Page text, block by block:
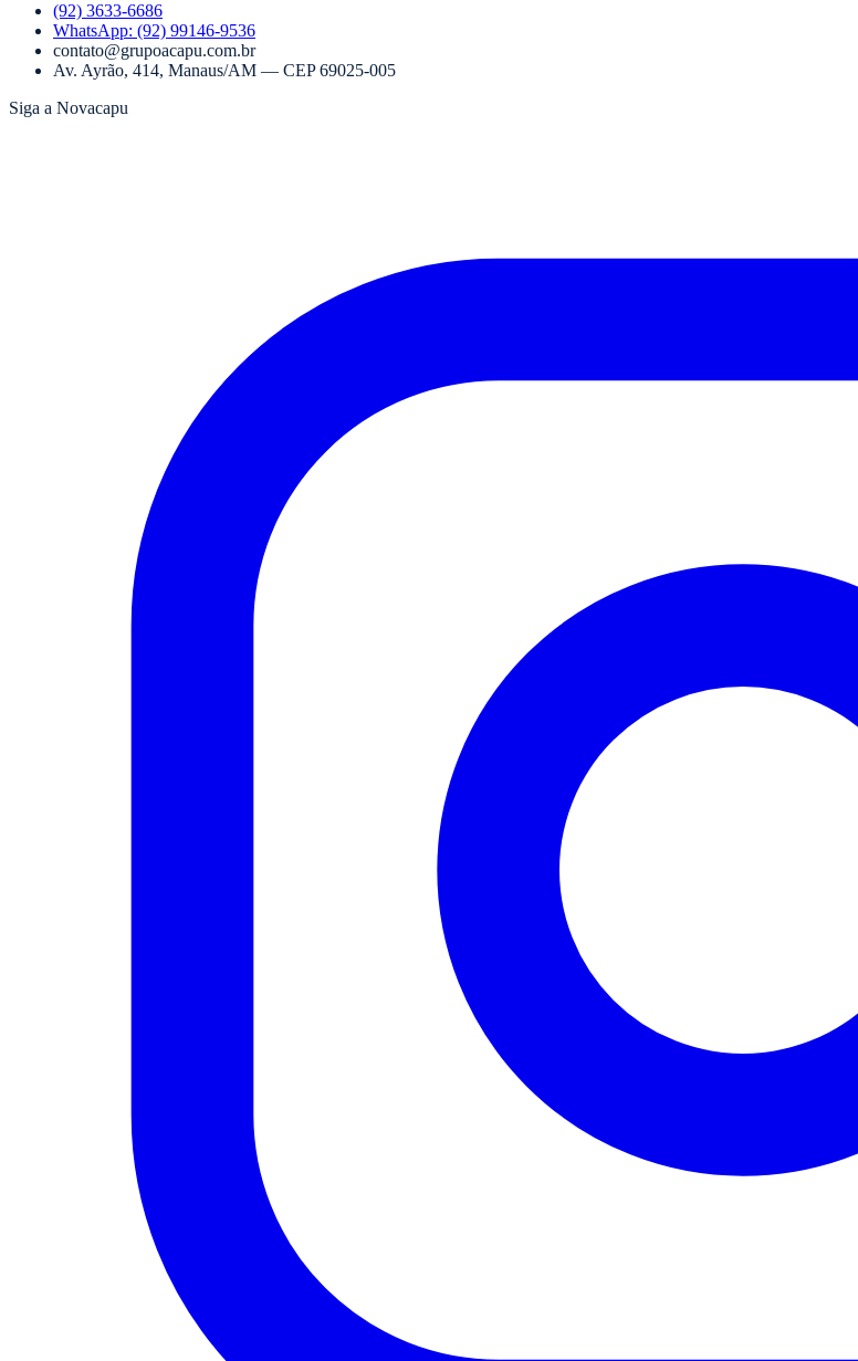
(92) 3633-6686
WhatsApp: (92) 99146-9536
contato@grupoacapu.com.br
Av. Ayrão, 414, Manaus/AM — CEP69025-005
Siga a Novacapu